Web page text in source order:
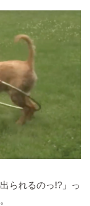
られるのっ!?」っ